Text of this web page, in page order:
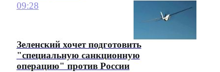
09:28
Зеленский хочет подготовить
"специальную санкционную
операцию" против России